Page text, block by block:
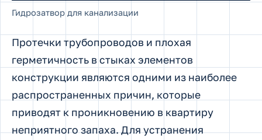
Гидрозатвор для канализации
Протечки трубопроводов и плохая
герметичность в стыках элементов
конструкции являются одними из наиболее
распространенных причин, которые
приводят к проникновению в квартиру
неприятного запаха. Для устранения